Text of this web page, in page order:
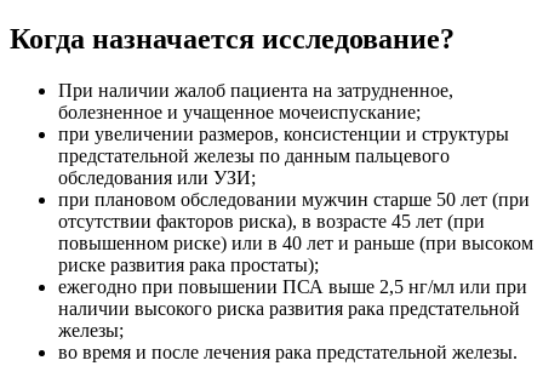
Когда назначается исследование?
При наличии жалоб пациента на затрудненное,
болезненное и учащенное мочеиспускание;
при увеличении размеров, консистенции и структуры
предстательной железы по данным пальцевого
обследования или УЗИ;
при плановом обследовании мужчин старше 50 лет (при
отсутствии факторов риска), в возрасте 45 лет (при
повышенном риске) или в 40 лет и раньше (при высоком
риске развития рака простаты);
ежегодно при повышении ПСА выше 2,5 нг/мл или при
наличии высокого риска развития рака предстательной
железы;
во время и после лечения рака предстательной железы.